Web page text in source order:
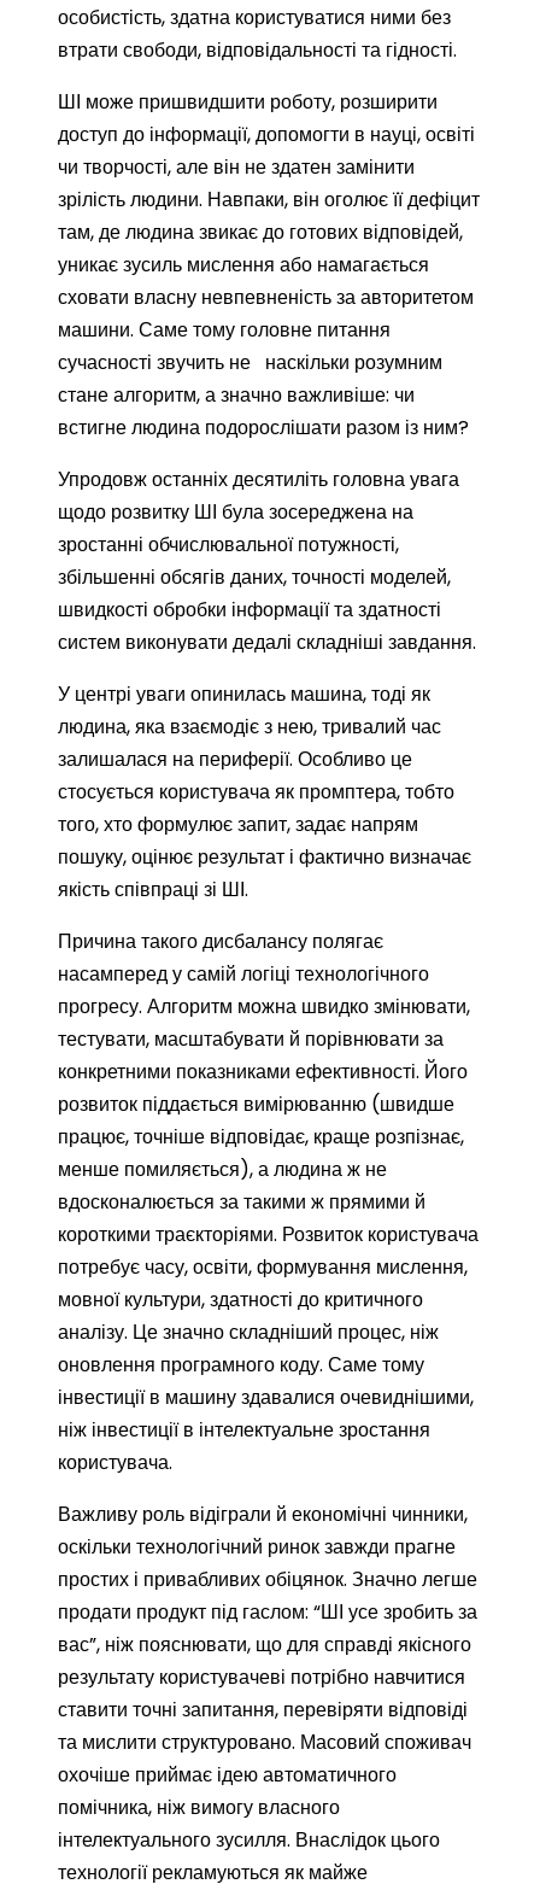
особистість, здатна користуватися ними без
втрати свободи, відповідальності та гідності.
ШІ може пришвидшити роботу, розширити
доступ до інформації, допомогти в науці, освіті
чи творчості, але він не здатен замінити
зрілість людини. Навпаки, він оголює її дефіцит
там, де людина звикає до готових відповідей,
уникає зусиль мислення або намагається
сховати власну невпевненість за авторитетом
машини. Саме тому головне питання
сучасності звучить не наскільки розумним
стане алгоритм, а значно важливіше: чи
встигне людина подорослішати разом із ним?
Упродовж останніх десятиліть головна увага
щодо розвитку ШІ була зосереджена на
зростанні обчислювальної потужності,
збільшенні обсягів даних, точності моделей,
швидкості обробки інформації та здатності
систем виконувати дедалі складніші завдання.
У центрі уваги опинилась машина, тоді як
людина, яка взаємодіє з нею, тривалий час
залишалася на периферії. Особливо це
стосується користувача як промптера, тобто
того, хто формулює запит, задає напрям
пошуку, оцінює результат і фактично визначає
якість співпраці зі ШІ.
Причина такого дисбалансу полягає
насамперед у самій логіці технологічного
прогресу. Алгоритм можна швидко змінювати,
тестувати, масштабувати й порівнювати за
конкретними показниками ефективності. Його
розвиток піддається вимірюванню (швидше
працює, точніше відповідає, краще розпізнає,
менше помиляється), а людина ж не
вдосконалюється за такими ж прямими й
короткими траєкторіями. Розвиток користувача
потребує часу, освіти, формування мислення,
мовної культури, здатності до критичного
аналізу. Це значно складніший процес, ніж
оновлення програмного коду. Саме тому
інвестиції в машину здавалися очевиднішими,
ніж інвестиції в інтелектуальне зростання
користувача.
Важливу роль відіграли й економічні чинники,
оскільки технологічний ринок завжди прагне
простих і привабливих обіцянок. Значно легше
продати продукт під гаслом: “ШІ усе зробить за
вас”, ніж пояснювати, що для справді якісного
результату користувачеві потрібно навчитися
ставити точні запитання, перевіряти відповіді
та мислити структуровано. Масовий споживач
охочіше приймає ідею автоматичного
помічника, ніж вимогу власного
інтелектуального зусилля. Внаслідок цього
технології рекламуються як майже